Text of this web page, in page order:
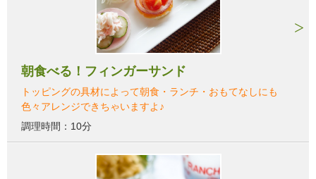
朝食べる！フィンガーサンド
トッピングの具材によって朝食・ランチ・おもてなしにも
色々アレンジできちゃいますよ♪
調理時間：10分